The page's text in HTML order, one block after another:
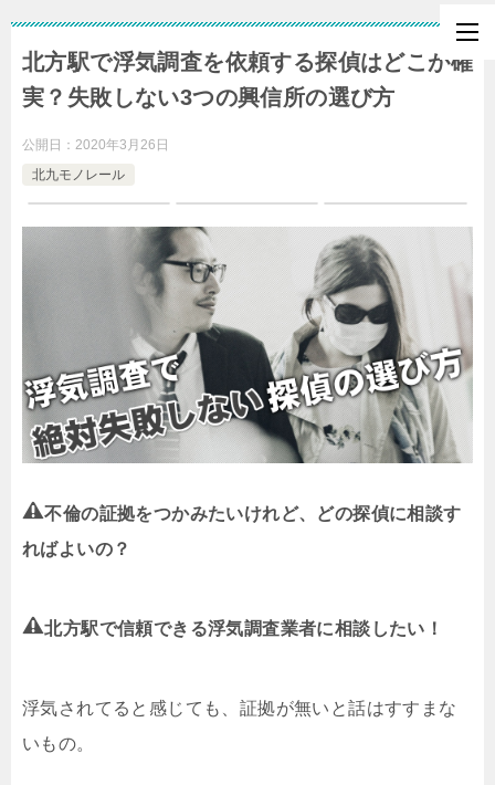
北方駅で浮気調査を依頼する探偵はどこが確
実？失敗しない3つの興信所の選び方
公開日： 2020年3月26日
北九モノレール
不倫の証拠をつかみたいけれど、どの探偵に相談す
ればよいの？
北方駅で信頼できる浮気調査業者に相談したい！
浮気されてると感じても、証拠が無いと話はすすまな
いもの。